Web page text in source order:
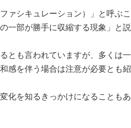
ァシキュレーション）」と呼ぶこ
一部が勝手に収縮する現象」と説
とも言われていますが、多くは一
感を伴う場合は注意が必要とも紹
化を知るきっかけになることもあ